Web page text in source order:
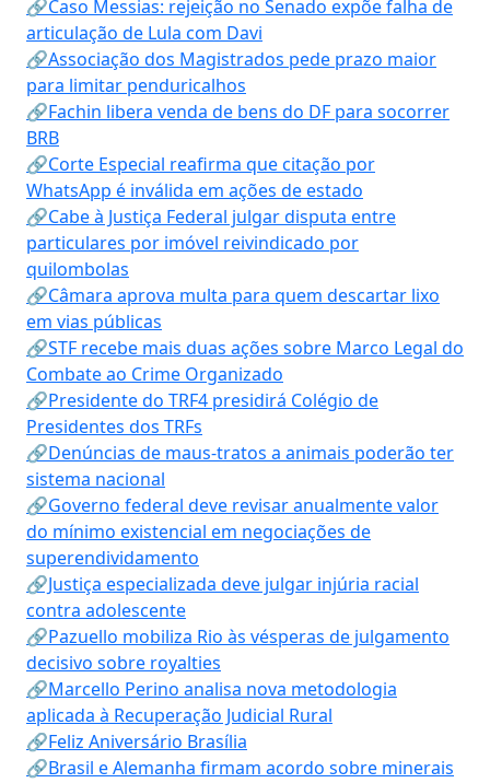
🔗Caso Messias: rejeição no Senado expõe falha de
articulação de Lula com Davi
🔗Associação dos Magistrados pede prazo maior
para limitar penduricalhos
🔗Fachin libera venda de bens do DF para socorrer
BRB
🔗Corte Especial reafirma que citação por
WhatsApp é inválida em ações de estado
🔗Cabe à Justiça Federal julgar disputa entre
particulares por imóvel reivindicado por
quilombolas
🔗Câmara aprova multa para quem descartar lixo
em vias públicas
🔗STF recebe mais duas ações sobre Marco Legal do
Combate ao Crime Organizado
🔗Presidente do TRF4 presidirá Colégio de
Presidentes dos TRFs
🔗Denúncias de maus-tratos a animais poderão ter
sistema nacional
🔗Governo federal deve revisar anualmente valor
do mínimo existencial em negociações de
superendividamento
🔗Justiça especializada deve julgar injúria racial
contra adolescente
🔗Pazuello mobiliza Rio às vésperas de julgamento
decisivo sobre royalties
🔗Marcello Perino analisa nova metodologia
aplicada à Recuperação Judicial Rural
🔗Feliz Aniversário Brasília
🔗Brasil e Alemanha firmam acordo sobre minerais